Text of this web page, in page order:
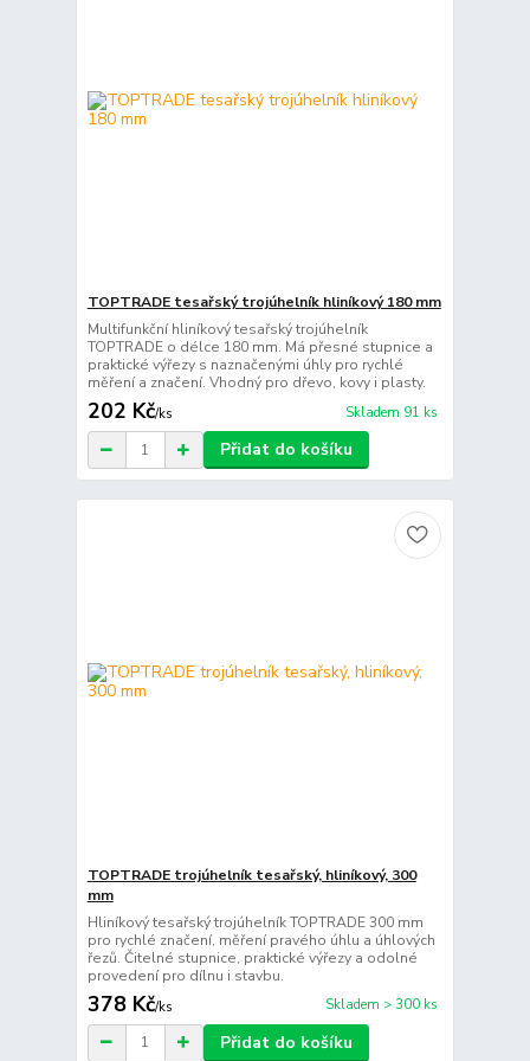
TOPTRADE tesařský trojúhelník hliníkový 180 mm
Multifunkční hliníkový tesařský trojúhelník
TOPTRADE o délce 180 mm. Má přesné stupnice a
praktické výřezy s naznačenými úhly pro rychlé
měření a značení. Vhodný pro dřevo, kovy i plasty.
202 Kč/ks Skladem 91 ks
Přidat do košíku
TOPTRADE trojúhelník tesařský, hliníkový, 300
mm
Hliníkový tesařský trojúhelník TOPTRADE 300 mm
pro rychlé značení, měření pravého úhlu a úhlových
řezů. Čitelné stupnice, praktické výřezy a odolné
provedení pro dílnu i stavbu.
378 Kč/ks Skladem > 300 ks
Přidat do košíku